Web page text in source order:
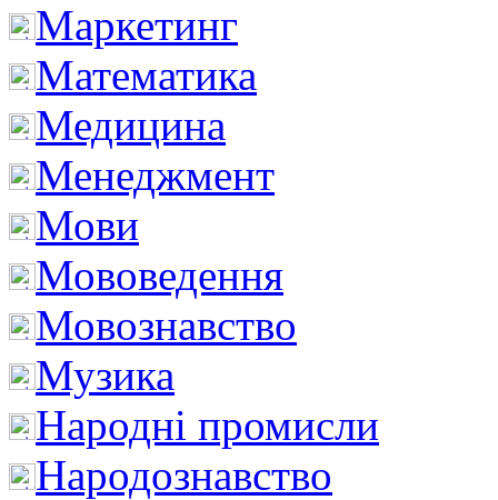
Маркетинг
Математика
Медицина
Менеджмент
Мови
Мововедення
Мовознавство
Музика
Народні промисли
Народознавство